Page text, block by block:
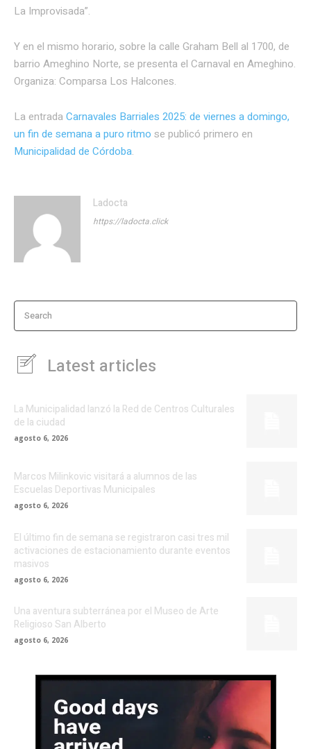
La Improvisada”.
Y en el mismo horario, sobre la calle Graham Bell al 1700, de
barrio Ameghino Norte, se presenta el Carnaval en Ameghino.
Organiza: Comparsa Los Halcones.
La entrada Carnavales Barriales 2025: de viernes a domingo,
un fin de semana a puro ritmo se publicó primero en
Municipalidad de Córdoba.
Ladocta
https://ladocta.click
Search
Latest articles
La Municipalidad lanzó la Red de Centros Culturales
de la ciudad
agosto 6, 2026
Marcos Milinkovic visitará a alumnos de las
Escuelas Deportivas Municipales
agosto 6, 2026
El último fin de semana se registraron casi tres mil
activaciones de estacionamiento durante eventos
masivos
agosto 6, 2026
Una aventura subterránea por el Museo de Arte
Religioso San Alberto
agosto 6, 2026